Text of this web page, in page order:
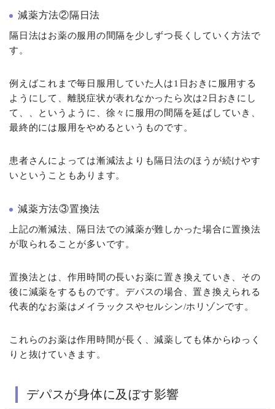
減薬方法②隔日法
隔日法はお薬の服用の間隔を少しずつ長くしていく方法で
す。
例えばこれまで毎日服用していた人は1日おきに服用する
ようにして、離脱症状が表れなかったら次は2日おきにし
て、、というように、徐々に服用の間隔を延ばしていき、
最終的には服用をやめるというものです。
患者さんによっては漸減法よりも隔日法のほうが続けやす
いということもあります。
減薬方法③置換法
上記の漸減法、隔日法での減薬が難しかった場合に置換法
が取られることが多いです。
置換法とは、作用時間の長いお薬に置き換えていき、その
後に減薬をするものです。デパスの場合、置き換えられる
代表的なお薬はメイラックスやセルシン/ホリゾンです。
これらのお薬は作用時間が長く、減薬しても体からゆっく
りと抜けていきます。
デパスが身体に及ぼす影響